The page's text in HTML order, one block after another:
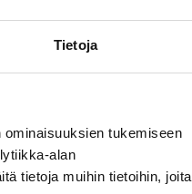
Tietoja
tukemiseen
alan
tietoja muihin tietoihin, joita